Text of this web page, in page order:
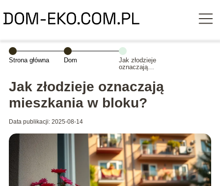
Strona główna Dom
Jak złodzieje
oznaczają
Jak złodzieje oznaczają
mieszkania w bloku?
Data publikacji: 2025-08-14